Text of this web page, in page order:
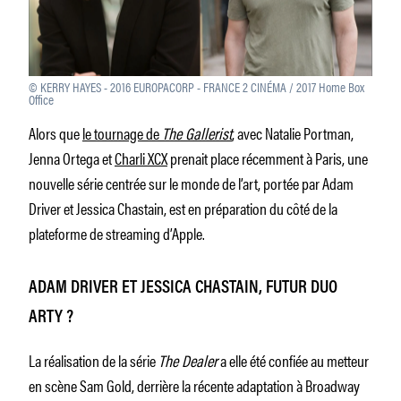
© KERRY HAYES - 2016 EUROPACORP - FRANCE 2 CINÉMA / 2017 Home Box
Office
Alors quele tournage de The Gallerist, avec Natalie Portman,
Jenna Ortega etCharli XCXprenait place récemment à Paris, une
nouvelle série centrée sur le monde de l’art, portée par Adam
Driver et Jessica Chastain, est en préparation du côté de la
plateforme de streaming d’Apple.
ADAM DRIVER ET JESSICA CHASTAIN, FUTUR DUO
ARTY ?
La réalisation de la série The Dealera elle été confiée au metteur
en scène Sam Gold, derrière la récente adaptation à Broadway